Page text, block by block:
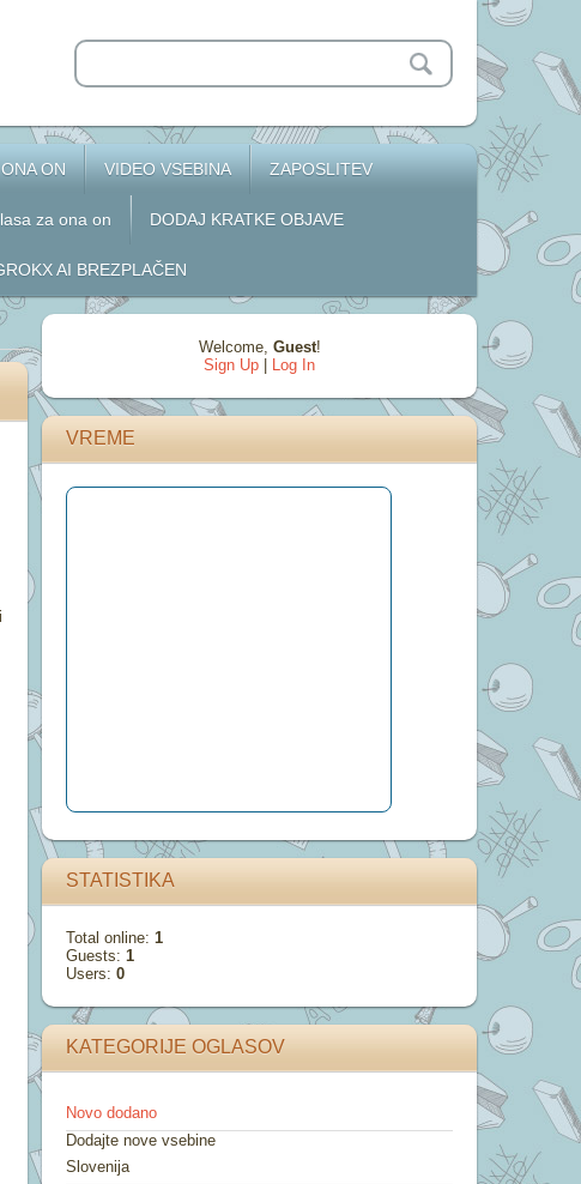
ON VIDEO VSEBINA ZAPOSLITEV
za ona on DODAJ KRATKE OBJAVE
AI BREZPLAČEN
Welcome, Guest!
Sign Up
Log In
VREME
STATISTIKA
Total online:1
Guests:1
Users:0
KATEGORIJE OGLASOV
Novo dodano
Dodajte nove vsebine
Slovenija